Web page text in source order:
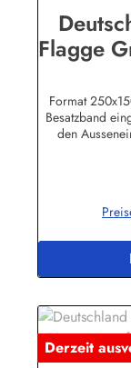
Flagge
Format
Besatzband
den
Wir
Derzeit